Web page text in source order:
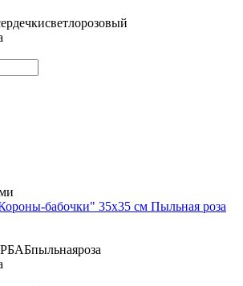
бабочки" 35х35 см Пыльная роза